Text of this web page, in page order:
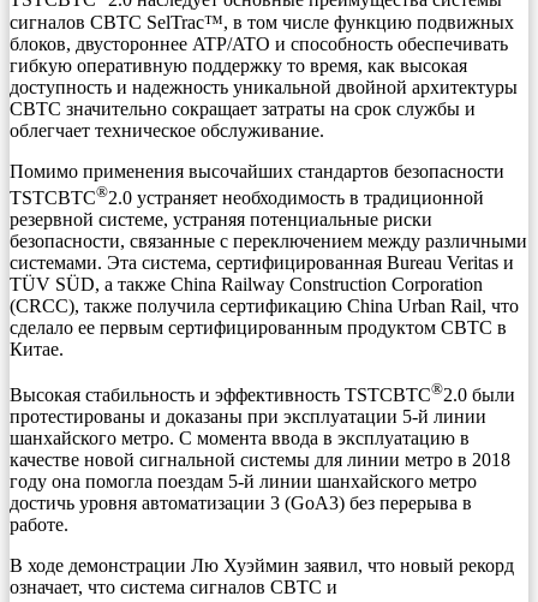
сигналов CBTC SelTrac™, в том числе функцию подвижных
блоков, двустороннее ATP/ATO и способность обеспечивать
гибкую оперативную поддержку то время, как высокая
доступность и надежность уникальной двойной архитектуры
CBTC значительно сокращает затраты на срок службы и
облегчает техническое обслуживание.
Помимо применения высочайших стандартов безопасности
TSTCBTC®2.0 устраняет необходимость в традиционной
резервной системе, устраняя потенциальные риски
безопасности, связанные с переключением между различными
системами. Эта система, сертифицированная Bureau Veritas и
TÜV SÜD, а также China Railway Construction Corporation
(CRCC), также получила сертификацию China Urban Rail, что
сделало ее первым сертифицированным продуктом CBTC в
Китае.
Высокая стабильность и эффективность TSTCBTC®2.0 были
протестированы и доказаны при эксплуатации 5-й линии
шанхайского метро. С момента ввода в эксплуатацию в
качестве новой сигнальной системы для линии метро в 2018
году она помогла поездам 5-й линии шанхайского метро
достичь уровня автоматизации 3 (GoA3) без перерыва в
работе.
В ходе демонстрации Лю Хуэймин заявил, что новый рекорд
означает, что система сигналов CBTC и